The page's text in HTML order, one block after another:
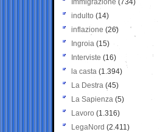
Immigrazione (734)
indulto (14)
inflazione (26)
Ingroia (15)
Interviste (16)
la casta (1.394)
La Destra (45)
La Sapienza (5)
Lavoro (1.316)
LegaNord (2.411)